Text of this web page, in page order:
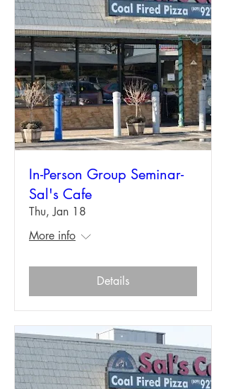
In-Person Group Seminar-
Sal's Cafe
Thu, Jan 18
More info
Details